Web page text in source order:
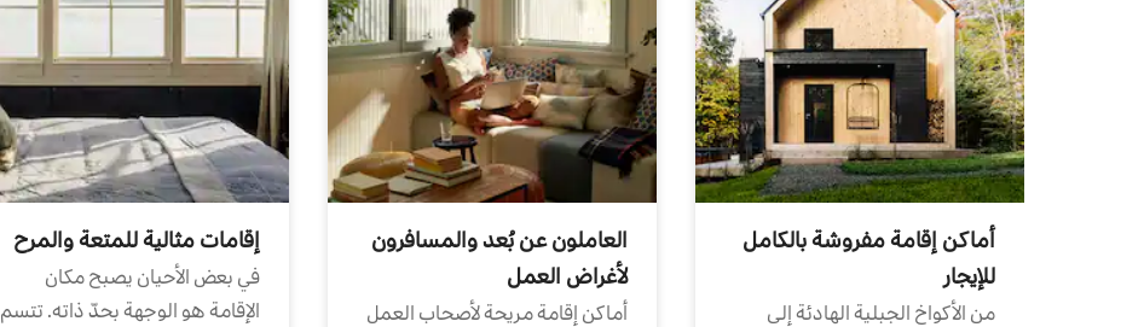
أماكن إقامة مفروشة بالكامل
للإيجار
من الأكواخ الجبلية الهادئة إلى
العاملون عن بُعد والمسافرون
لأغراض العمل
أماكن إقامة مريحة لأصحاب العمل
إقامات مثالية للمتعة والمرح
في بعض الأحيان يصبح مكان
الإقامة هو الوجهة بحدّ ذاته. تتسم